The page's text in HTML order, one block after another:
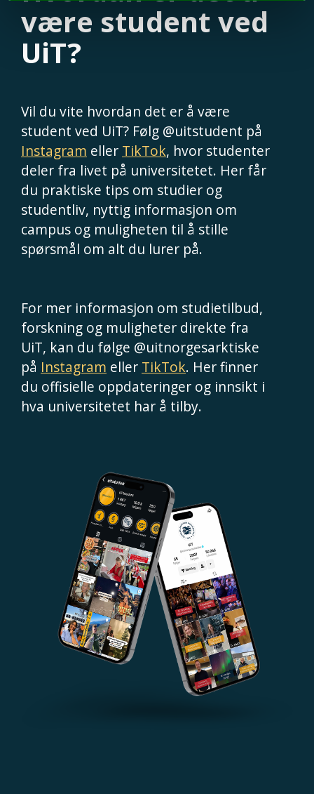
være student ved
UiT?
Vil du vite hvordan det er å være
student ved UiT? Følg @uitstudent på
Instagram eller TikTok, hvor studenter
deler fra livet på universitetet. Her får
du praktiske tips om studier og
studentliv, nyttig informasjon om
campus og muligheten til å stille
spørsmål om alt du lurer på.
For mer informasjon om studietilbud,
forskning og muligheter direkte fra
UiT, kan du følge @uitnorgesarktiske
på Instagram eller TikTok. Her finner
du offisielle oppdateringer og innsikt i
hva universitetet har å tilby.